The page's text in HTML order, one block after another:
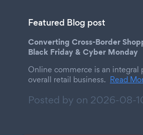
Featured Blog post
Converting Cross-Border
Black Friday & Cyber Monday
Online commerce is an integral
overall retail business. Read
Posted by on 2026-08-